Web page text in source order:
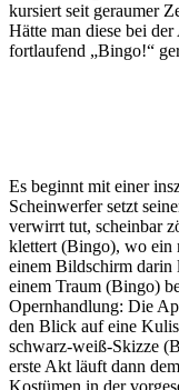
kursiert seit geraumer
Hätte man diese bei
fortlaufend „Bingo!“
Es beginnt mit einer
Scheinwerfer setzt
verwirrt tut, scheinbar
klettert (Bingo), wo ein
einem Bildschirm darin
einem Traum (Bingo)
Opernhandlung: Die
den Blick auf eine
schwarz-weiß-Skizze
erste Akt läuft dann
Kostümen in der